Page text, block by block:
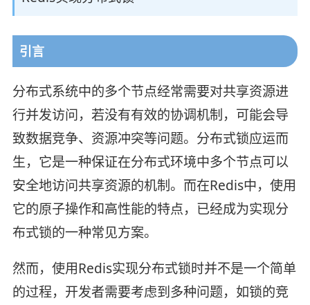
引言
分布式系统中的多个节点经常需要对共享资源进
行并发访问，若没有有效的协调机制，可能会导
致数据竞争、资源冲突等问题。分布式锁应运而
生，它是一种保证在分布式环境中多个节点可以
安全地访问共享资源的机制。而在Redis中，使用
它的原子操作和高性能的特点，已经成为实现分
布式锁的一种常见方案。
然而，使用Redis实现分布式锁时并不是一个简单
的过程，开发者需要考虑到多种问题，如锁的竞